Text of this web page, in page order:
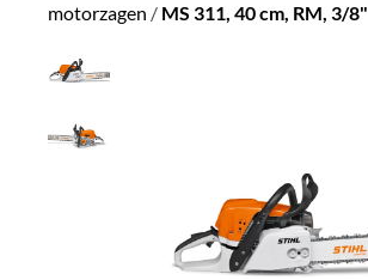
motorzagen / MS 311, 40 cm, RM, 3/8"